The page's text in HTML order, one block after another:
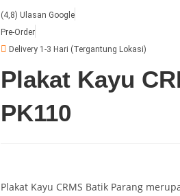
(4,8) Ulasan Google
Pre-Order
Delivery 1-3 Hari (Tergantung Lokasi)
Plakat Kayu
PK110
Plakat Kayu CRMS Batik Parang